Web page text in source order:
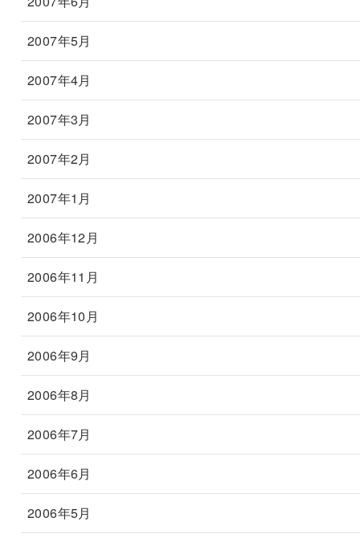
2007年5月
2007年4月
2007年3月
2007年2月
2007年1月
2006年12月
2006年11月
2006年10月
2006年9月
2006年8月
2006年7月
2006年6月
2006年5月